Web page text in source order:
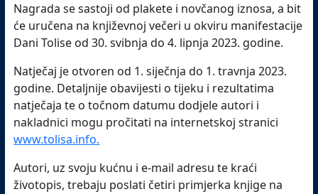
Nagrada se sastoji od plakete i novčanog iznosa, a bit
će uručena na književnoj večeri u okviru manifestacije
Dani Tolise od 30. svibnja do 4. lipnja 2023. godine.
Natječaj je otvoren od 1. siječnja do 1. travnja 2023.
godine. Detaljnije obavijesti o tijeku i rezultatima
natječaja te o točnom datumu dodjele autori i
nakladnici mogu pročitati na internetskoj stranici
www.tolisa.info.
Autori, uz svoju kućnu i e-mail adresu te kraći
životopis, trebaju poslati četiri primjerka knjige na